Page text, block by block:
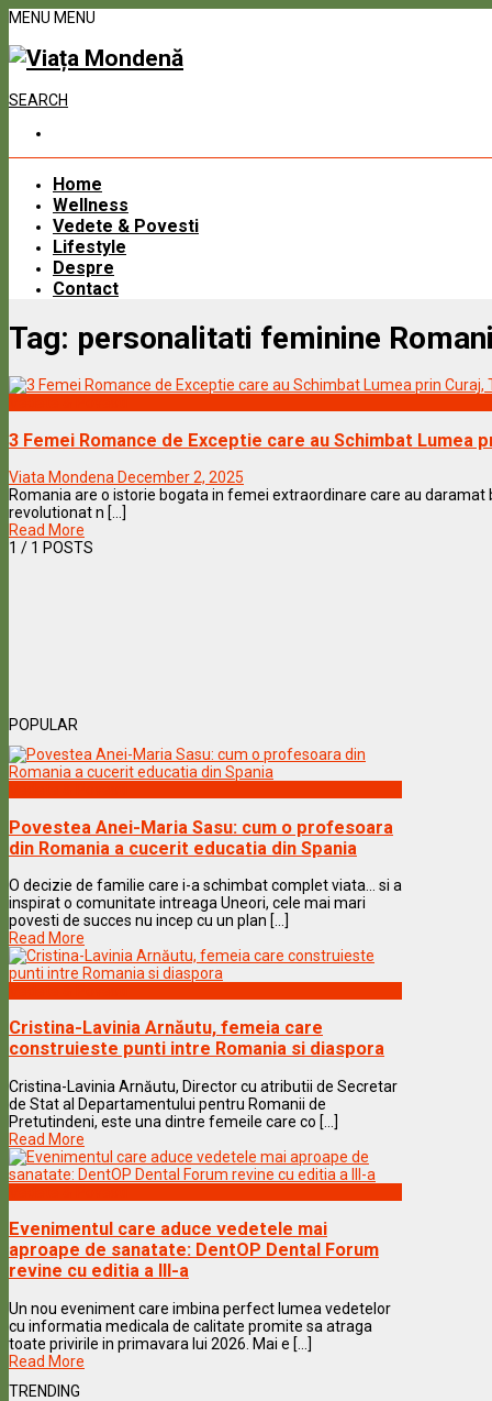
MENU MENU
SEARCH
Home
Wellness
Vedete & Povesti
Lifestyle
Despre
Contact
Tag: personalitati feminine
3 Femei Romance de Exceptie care au Schimbat Lumea
Viata Mondena December 2, 2025
Romania are o istorie bogata in femei extraordinare care au
revolutionat n [...]
Read More
1 / 1 POSTS
POPULAR
Povestea Anei-Maria Sasu: cum o profesoara
din Romania a cucerit educatia din Spania
O decizie de familie care i-a schimbat complet viata… si a
inspirat o comunitate intreaga Uneori, cele mai mari
povesti de succes nu incep cu un plan [...]
Read More
Cristina-Lavinia Arnăutu, femeia care
construieste punti intre Romania si diaspora
Cristina-Lavinia Arnăutu, Director cu atributii de Secretar
de Stat al Departamentului pentru Romanii de
Pretutindeni, este una dintre femeile care co [...]
Read More
Evenimentul care aduce vedetele mai
aproape de sanatate: DentOP Dental Forum
revine cu editia a III-a
Un nou eveniment care imbina perfect lumea vedetelor
cu informatia medicala de calitate promite sa atraga
toate privirile in primavara lui 2026. Mai e [...]
Read More
TRENDING